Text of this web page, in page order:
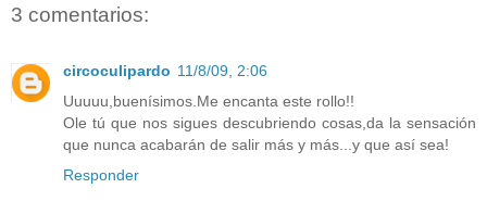
3 comentarios:
circoculipardo 11/8/09, 2:06
Uuuuu,buenísimos.Me encanta este rollo!!
Ole tú que nos sigues descubriendo cosas,da la sensación
que nunca acabarán de salir más y más...y que así sea!
Responder